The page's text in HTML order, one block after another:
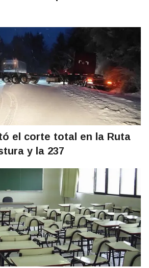
el corte total en la Ruta
y la 237